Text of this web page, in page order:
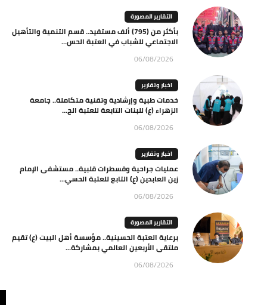
التقارير المصورة
بأكثر من (795) ألف مستفيد.. قسم التنمية والتأهيل
الاجتماعي للشباب في العتبة الحس...
06/08/2026
اخبار وتقارير
خدمات طبية وإرشادية وتقنية متكاملة.. جامعة
الزهراء (ع) للبنات التابعة للعتبة الح...
06/08/2026
اخبار وتقارير
عمليات جراحية وقسطرات قلبية.. مستشفى الإمام
زين العابدين (ع) التابع للعتبة الحسي...
06/08/2026
التقارير المصورة
برعاية العتبة الحسينية.. مؤسسة أهل البيت (ع) تقيم
ملتقى الأربعين العالمي بمشاركة...
06/08/2026